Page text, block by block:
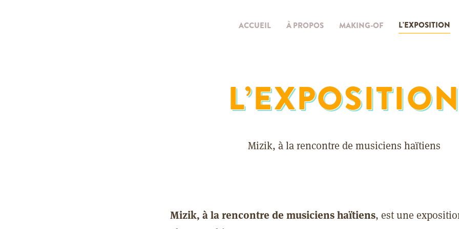
ACCUEIL À PROPOS MAKING-OF L'EXPOSITION
Mizik, à la rencontre de musiciens haïtiens
Mizik, à la rencontre de musiciens haïtiens, est une